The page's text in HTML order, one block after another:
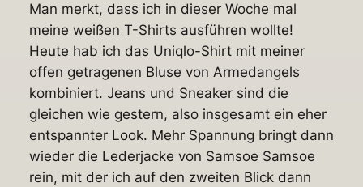
Man merkt, dass ich in dieser Woche mal
meine weißen T-Shirts ausführen wollte!
Heute hab ich das Uniqlo-Shirt mit meiner
offen getragenen Bluse von Armedangels
kombiniert. Jeans und Sneaker sind die
gleichen wie gestern, also insgesamt ein eher
entspannter Look. Mehr Spannung bringt dann
wieder die Lederjacke von Samsoe Samsoe
rein, mit der ich auf den zweiten Blick dann